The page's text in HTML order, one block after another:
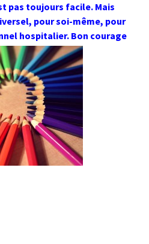
pas toujours facile. Mais
pour soi-même, pour
hospitalier. Bon courage